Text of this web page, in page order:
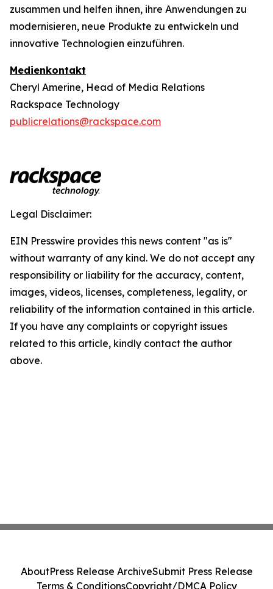
zusammen und helfen ihnen, ihre Anwendungen zu
modernisieren, neue Produkte zu entwickeln und
innovative Technologien einzuführen.
Medienkontakt
Cheryl Amerine, Head of Media Relations
Rackspace Technology
publicrelations@rackspace.com
Legal Disclaimer:
EIN Presswire provides this news content "as is"
without warranty of any kind. We do not accept any
responsibility or liability for the accuracy, content,
images, videos, licenses, completeness, legality, or
reliability of the information contained in this article.
If you have any complaints or copyright issues
related to this article, kindly contact the author
above.
AboutPress Release ArchiveSubmit Press Release
Terms & ConditionsCopyright/DMCA Policy